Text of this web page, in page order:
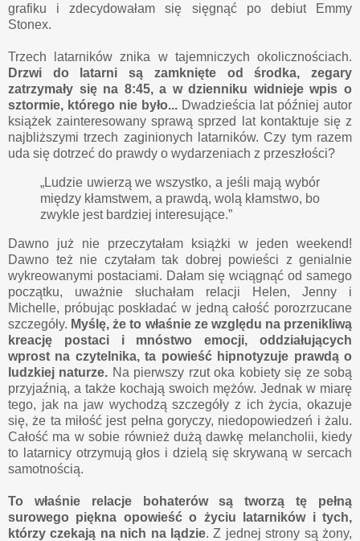
grafiku i zdecydowałam się sięgnąć po debiut Emmy
Stonex.
Trzech latarników znika w tajemniczych okolicznościach.
Drzwi do latarni są zamknięte od środka, zegary
zatrzymały się na 8:45, a w dzienniku widnieje wpis o
sztormie, którego nie było... Dwadzieścia lat później autor
książek zainteresowany sprawą sprzed lat kontaktuje się z
najbliższymi trzech zaginionych latarników. Czy tym razem
uda się dotrzeć do prawdy o wydarzeniach z przeszłości?
„Ludzie uwierzą we wszystko, a jeśli mają wybór
między kłamstwem, a prawdą, wolą kłamstwo, bo
zwykle jest bardziej interesujące.”
Dawno już nie przeczytałam książki w jeden weekend!
Dawno też nie czytałam tak dobrej powieści z genialnie
wykreowanymi postaciami. Dałam się wciągnąć od samego
początku, uważnie słuchałam relacji Helen, Jenny i
Michelle, próbując poskładać w jedną całość porozrzucane
szczegóły. Myślę, że to właśnie ze względu na przenikliwą
kreację postaci i mnóstwo emocji, oddziałujących
wprost na czytelnika, ta powieść hipnotyzuje prawdą o
ludzkiej naturze. Na pierwszy rzut oka kobiety się ze sobą
przyjaźnią, a także kochają swoich mężów. Jednak w miarę
tego, jak na jaw wychodzą szczegóły z ich życia, okazuje
się, że ta miłość jest pełna goryczy, niedopowiedzeń i żalu.
Całość ma w sobie również dużą dawkę melancholii, kiedy
to latarnicy otrzymują głos i dzielą się skrywaną w sercach
samotnością.
To właśnie relacje bohaterów są tworzą tę pełną
surowego piękna opowieść o życiu latarników i tych,
którzy czekają na nich na lądzie. Z jednej strony są żony,